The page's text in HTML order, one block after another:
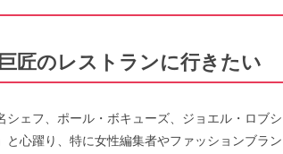
匠のレストランに行きたい
ェフ、ポール・ボキューズ、ジョエル・ロブシ
心躍り、特に女性編集者やファッションブラン